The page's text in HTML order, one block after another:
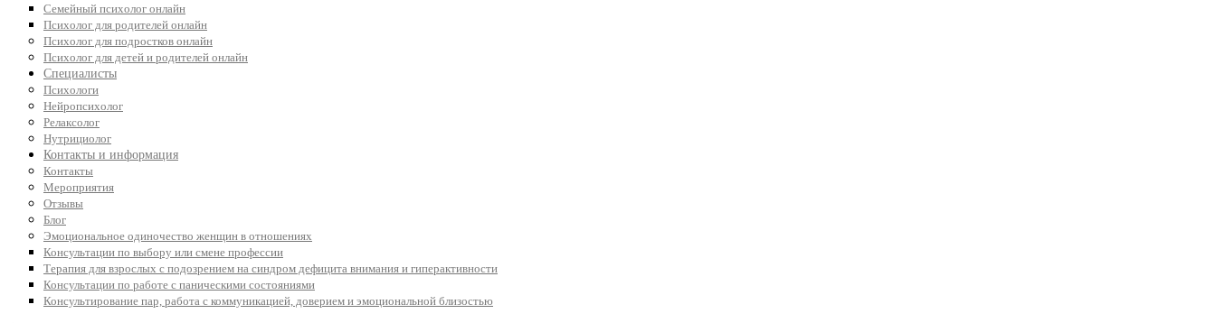
Семейный психолог онлайн
Психолог для родителей онлайн
Психолог для подростков онлайн
Психолог для детей и родителей онлайн
Специалисты
Психологи
Нейропсихолог
Релаксолог
Нутрициолог
Контакты и информация
Контакты
Мероприятия
Отзывы
Блог
Эмоциональное одиночество женщин в отношениях
Консультации по выбору или смене профессии
Терапия для взрослых с подозрением на синдром дефицита внимания и гиперактивности
Консультации по работе с паническими состояниями
Консультирование пар, работа с коммуникацией, доверием и эмоциональной близостью